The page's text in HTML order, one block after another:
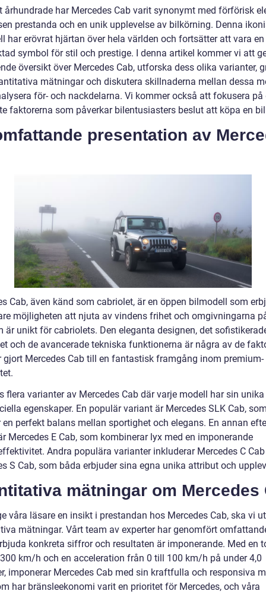
århundrade har Mercedes Cab varit synonymt med förförisk
prestanda och en unik upplevelse av bilkörning. Denna
har erövrat hjärtan över hela världen och fortsätter att vara en
symbol för stil och prestige. I denna artikel kommer vi att
översikt över Mercedes Cab, utforska dess olika varianter,
mätningar och diskutera skillnaderna mellan dessa
för- och nackdelarna. Vi kommer också att fokusera på
faktorerna som påverkar bilentusiasters beslut att köpa en
presentation av
Cab, även känd som cabriolet, är en öppen bilmodell som
möjligheten att njuta av vindens frihet och omgivningarna
är unikt för cabriolets. Den eleganta designen, det
och de avancerade tekniska funktionerna är några av de
gjort Mercedes Cab till en fantastisk framgång inom premium-
flera varianter av Mercedes Cab där varje modell har sin
egenskaper. En populär variant är Mercedes SLK Cab,
en perfekt balans mellan sportighet och elegans. En annan
Mercedes E Cab, som kombinerar lyx med en imponerande
Andra populära varianter inkluderar Mercedes C
S Cab, som båda erbjuder sina egna unika attribut och
mätningar om Mercedes
våra läsare en insikt i prestandan hos Mercedes Cab, ska vi
mätningar. Vårt team av experter har genomfört
konkreta siffror och resultaten är imponerande. Med en
km/h och en acceleration från 0 till 100 km/h på under 4,0
imponerar Mercedes Cab med sin kraftfulla och responsiva
har bränsleekonomi varit en prioritet för Mercedes, och våra